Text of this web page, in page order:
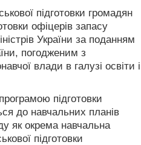
підготовки громадян
офіцерів запасу
України за поданням
погодженим з
влади в галузі освіти і
підготовки
до навчальних планів
як окрема навчальна
підготовки